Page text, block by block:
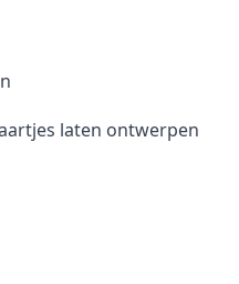
laten ontwerpen